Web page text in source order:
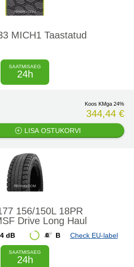
MICH1 Taastatud
SAATMISAEG
24h
Koos KMga 24%
344,44 €
LISA OSTUKORVI
156/150L 18PR
Drive Long Haul
dB B Check EU-label
SAATMISAEG
24h